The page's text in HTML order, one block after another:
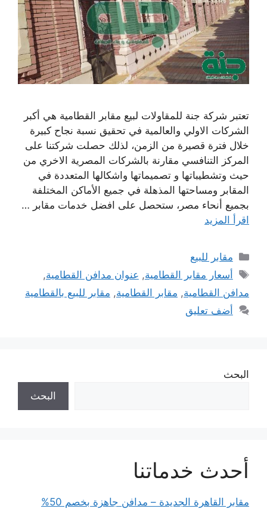
تعتبر شركة جنة للمقاولات لبيع مقابر القطامية هي أكبر
الشركات الاولي والعالمية في تحقيق نسبة نجاح كبيرة
خلال فترة قصيرة من الزمن، لذلك حصلت شركتنا على
المركز التنافسي مقارنة بالشركات المصرية الاخري من
حيث وتشطيباتها و تصميماتها واشكالها المتعددة في
المقابر ومساحتها المذهلة في جميع الأماكن المختلفة
بجميع أنحاء مصر، ستحصل على افضل خدمات مقابر …
اقرأ المزيد
التصنيفات
مقابر للبيع
الوسوم
أسعار مقابر القطامية, عنوان مدافن القطامية,
مدافن القطامية, مقابر القطامية, مقابر للبيع بالقطامية
أضف تعليق
البحث
البحث
أحدث خدماتنا
مقابر القاهرة الجديدة – مدافن جاهزة بخصم 50%